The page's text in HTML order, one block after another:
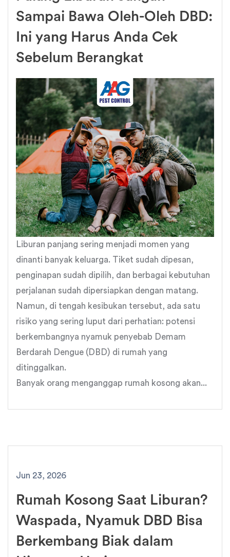
Sampai Bawa Oleh-Oleh DBD:
Ini yang Harus Anda Cek
Sebelum Berangkat
Liburan panjang sering menjadi momen yang
dinanti banyak keluarga. Tiket sudah dipesan,
penginapan sudah dipilih, dan berbagai kebutuhan
perjalanan sudah dipersiapkan dengan matang.
Namun, di tengah kesibukan tersebut, ada satu
risiko yang sering luput dari perhatian: potensi
berkembangnya nyamuk penyebab Demam
Berdarah Dengue (DBD) di rumah yang
ditinggalkan.
Banyak orang menganggap rumah kosong akan...
Jun 23, 2026
Rumah Kosong Saat Liburan?
Waspada, Nyamuk DBD Bisa
Berkembang Biak dalam